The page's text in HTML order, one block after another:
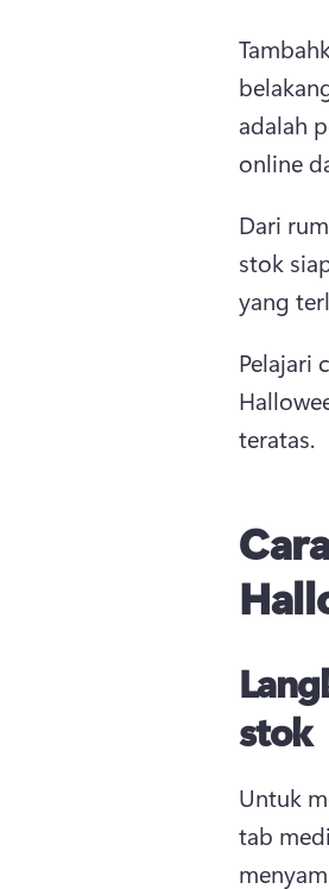
adalah
online
Dari
stok
yang
Pelajari
teratas.
stok
Untuk
tab